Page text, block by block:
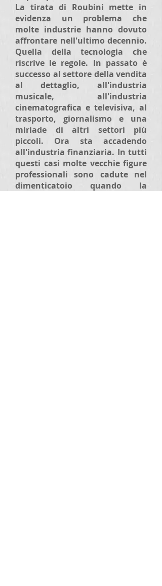
La tirata di Roubini mette in
evidenza un problema che
molte industrie hanno dovuto
affrontare nell'ultimo decennio.
Quella della tecnologia che
riscrive le regole. In passato è
successo al settore della vendita
al dettaglio, all'industria
musicale, all'industria
cinematografica e televisiva, al
trasporto, giornalismo e una
miriade di altri settori più
piccoli. Ora sta accadendo
all'industria finanziaria. In tutti
questi casi molte vecchie figure
professionali sono cadute nel
dimenticatoio quando la